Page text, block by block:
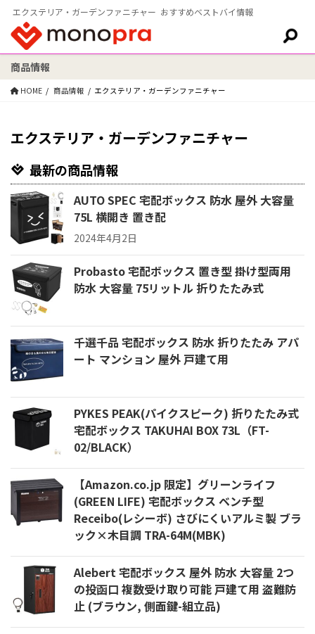
エクステリア・ガーデンファニチャー おすすめベストバイ情報
検索:
商品情報
HOME 商品情報 エクステリア・ガーデンファニチャー
エクステリア・ガーデンファニチャー
最新の商品情報
AUTO SPEC 宅配ボックス 防水 屋外 大容量
75L 横開き 置き配
2024年4月2日
Probasto 宅配ボックス 置き型 掛け型両用
防水 大容量 75リットル 折りたたみ式
千選千品 宅配ボックス 防水 折りたたみ アパ
ート マンション 屋外 戸建て用
PYKES PEAK(パイクスピーク) 折りたたみ式
宅配ボックス TAKUHAI BOX 73L（FT-
02/BLACK）
【Amazon.co.jp 限定】グリーンライフ
(GREEN LIFE) 宅配ボックス ベンチ型
Receibo(レシーボ) さびにくいアルミ製 ブラ
ック×木目調 TRA-64M(MBK)
Alebert 宅配ボックス 屋外 防水 大容量 2つ
の投函口 複数受け取り可能 戸建て用 盗難防
止 (ブラウン, 側面鍵-組立品)